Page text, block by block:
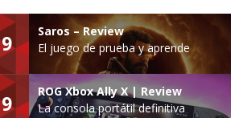
9
Saros – Review
El juego de prueba y aprende
9
ROG Xbox Ally X | Review
La consola portátil definitiva